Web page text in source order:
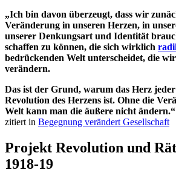
„Ich bin davon überzeugt, dass wir
Veränderung in unseren Herzen, in
unserer Denkungsart und Identität
schaffen zu können, die sich wirklich
bedrückenden Welt unterscheidet, die
verändern.
Das ist der Grund, warum das Herz
Revolution des Herzens ist. Ohne die
Welt kann man die äußere nicht ändern.“
zitiert in Begegnung verändert Gesellschaft
Projekt Revolution und
1918-19